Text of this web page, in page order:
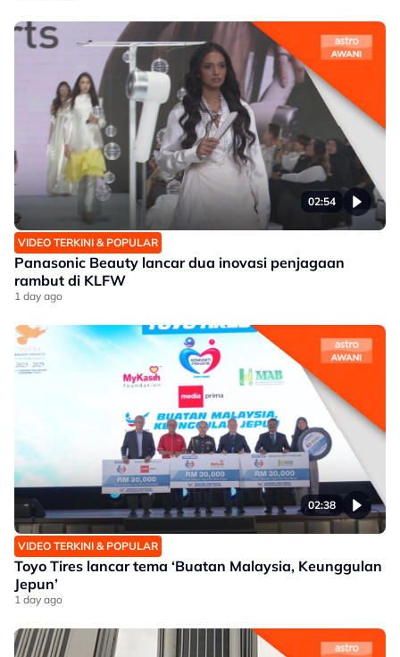
02:54
VIDEO TERKINI & POPULAR
Panasonic Beauty lancar dua inovasi penjagaan
rambut di KLFW
1 day ago
02:38
VIDEO TERKINI & POPULAR
Toyo Tires lancar tema ‘Buatan Malaysia, Keunggulan
Jepun’
1 day ago